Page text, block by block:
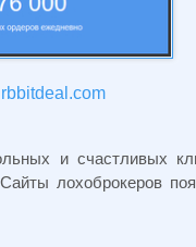
и счастливых
лохоброкеров